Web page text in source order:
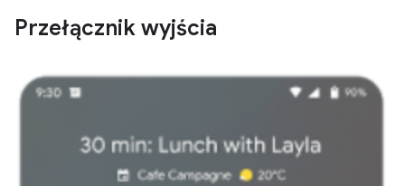
Przełącznik wyjścia